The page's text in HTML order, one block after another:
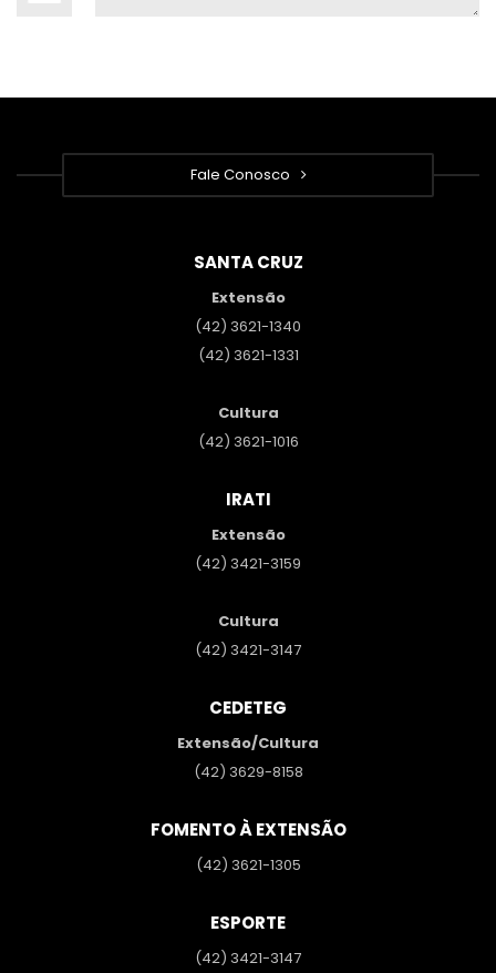
Fale Conosco
SANTA CRUZ
Extensão
(42) 3621-1340
(42) 3621-1331
Cultura
(42) 3621-1016
IRATI
Extensão
(42) 3421-3159
Cultura
(42) 3421-3147
CEDETEG
Extensão/Cultura
(42) 3629-8158
FOMENTO À EXTENSÃO
(42) 3621-1305
ESPORTE
(42) 3421-3147